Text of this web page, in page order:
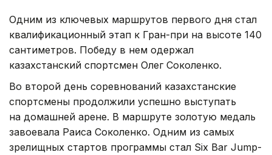
Одним из ключевых маршрутов первого дня стал
квалификационный этап к Гран-при на высоте 140
сантиметров. Победу в нем одержал
казахстанский спортсмен Олег Соколенко.
Во второй день соревнований казахстанские
спортсмены продолжили успешно выступать
на домашней арене. В маршруте золотую медаль
завоевала Раиса Соколенко. Одним из самых
зрелищных стартов программы стал Six Bar Jump-